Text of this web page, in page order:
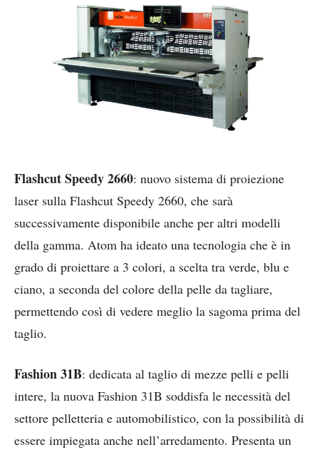
Flashcut Speedy 2660: nuovo sistema di proiezione
laser sulla Flashcut Speedy 2660, che sarà
successivamente disponibile anche per altri modelli
della gamma. Atom ha ideato una tecnologia che è in
grado di proiettare a 3 colori, a scelta tra verde, blu e
ciano, a seconda del colore della pelle da tagliare,
permettendo così di vedere meglio la sagoma prima del
taglio.
Fashion 31B: dedicata al taglio di mezze pelli e pelli
intere, la nuova Fashion 31B soddisfa le necessità del
settore pelletteria e automobilistico, con la possibilità di
essere impiegata anche nell’arredamento. Presenta un